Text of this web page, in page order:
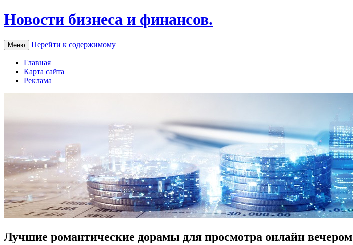
Новости бизнеса и финансов.
Меню Перейти к содержимому
Главная
Карта сайта
Реклама
Лучшие романтические дорамы для просмотра онлайн вечером